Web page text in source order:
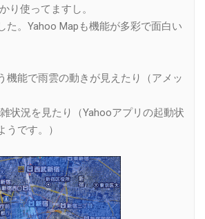
り使ってますし。
た。Yahoo Mapも機能が多彩で面白い
機能で雨雲の動きが見えたり（アメッ
状況を見たり（Yahooアプリの起動状
です。）